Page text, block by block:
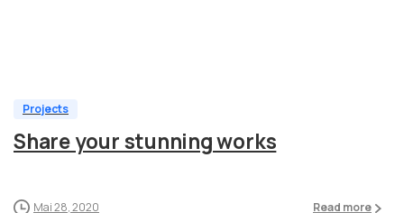
Projects
Share your stunning works
Mai 28, 2020 Read more